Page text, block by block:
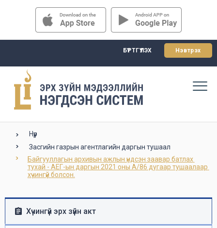
БҮРТГҮҮЛЭХ Нэвтрэх
Нүүр
Засгийн газрын агентлагийн даргын тушаал
Байгууллагын архивын ажлын үндсэн заавар батлах
тухай - АЕГ-ын даргын 2021 оны А/86 дугаар тушаалаар
хүчингүй болсон.
Хүчингүй эрх зүйн акт